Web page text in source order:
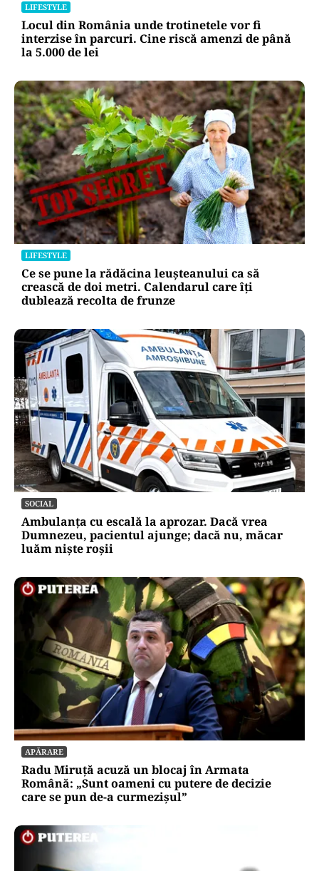
LIFESTYLE
Locul din România unde trotinetele vor fi
interzise în parcuri. Cine riscă amenzi de până
la 5.000 de lei
LIFESTYLE
Ce se pune la rădăcina leușteanului ca să
crească de doi metri. Calendarul care îți
dublează recolta de frunze
SOCIAL
Ambulanța cu escală la aprozar. Dacă vrea
Dumnezeu, pacientul ajunge; dacă nu, măcar
luăm niște roșii
APĂRARE
Radu Miruță acuză un blocaj în Armata
Română: „Sunt oameni cu putere de decizie
care se pun de-a curmezișul”